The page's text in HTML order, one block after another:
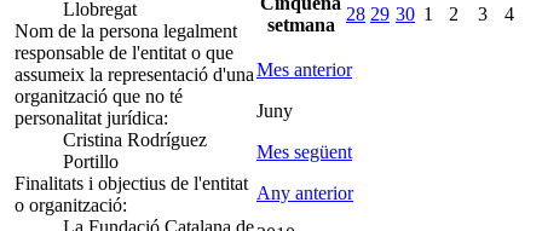
Llobregat
Nom de la persona legalment
responsable de l'entitat o que
assumeix la representació d'una
organització que no té
personalitat jurídica:
Cristina Rodríguez
Portillo
Finalitats i objectius de l'entitat
o organització:
La Fundació Catalana de
setmana
28 29 30 1 2 3 4
Mes anterior
Juny
Mes següent
Any anterior